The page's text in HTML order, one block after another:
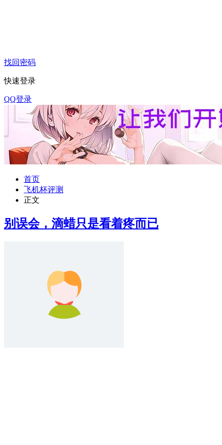
找回密码
快速登录
QQ登录
首页
飞机杯评测
正文
别误会，滴蜡只是看着疼而已